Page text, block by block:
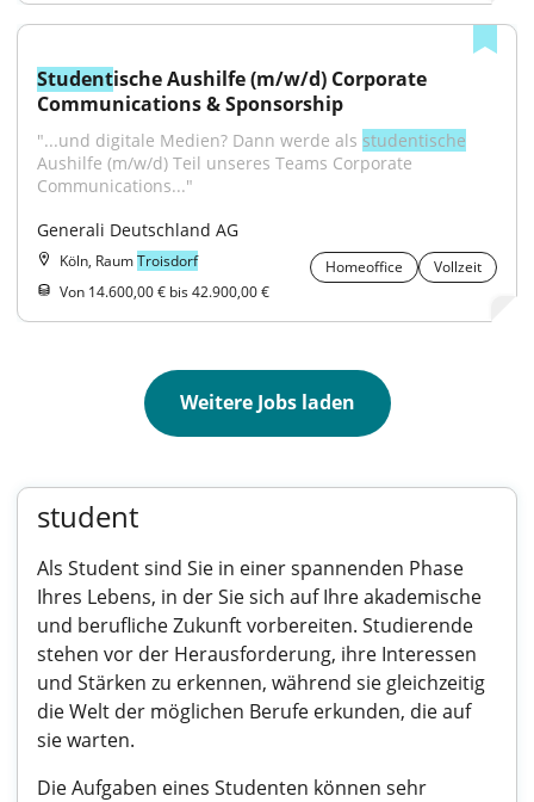
Studentische Aushilfe (m/w/d) Corporate
Communications & Sponsorship
"...und digitale Medien? Dann werde als studentische
Aushilfe (m/w/d) Teil unseres Teams Corporate
Communications..."
Generali Deutschland AG
Köln, RaumTroisdorf Homeoffice
Vollzeit
Von 14.600,00 € bis 42.900,00 €
Weitere Jobs laden
student
Als Student sind Sie in einer spannenden Phase
Ihres Lebens, in der Sie sich auf Ihre akademische
und berufliche Zukunft vorbereiten. Studierende
stehen vor der Herausforderung, ihre Interessen
und Stärken zu erkennen, während sie gleichzeitig
die Welt der möglichen Berufe erkunden, die auf
sie warten.
Die Aufgaben eines Studenten können sehr